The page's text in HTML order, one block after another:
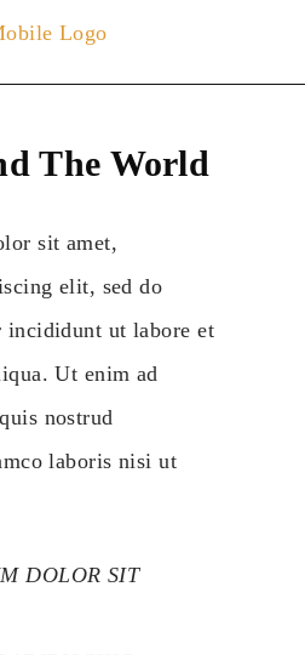
The World
sit amet,
elit, sed do
incididunt ut labore et
Ut enim ad
nostrud
laboris nisi ut
DOLOR SIT